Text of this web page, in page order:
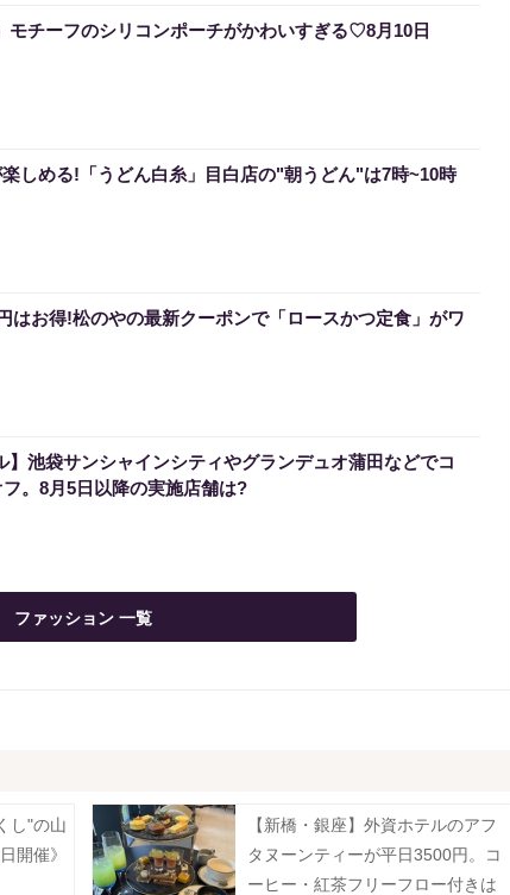
モチーフのシリコンポーチがかわいすぎる♡8月10日
しめる!「うどん白糸」目白店の"朝うどん"は7時~10時
はお得!松のやの最新クーポンで「ロースかつ定食」がワ
】池袋サンシャインシティやグランデュオ蒲田などでコ
。8月5日以降の実施店舗は?
ファッション 一覧
し"の山
開催》
【新橋・銀座】外資ホテルのアフ
タヌーンティーが平日3500円。コ
ーヒー・紅茶フリーフロー付きは